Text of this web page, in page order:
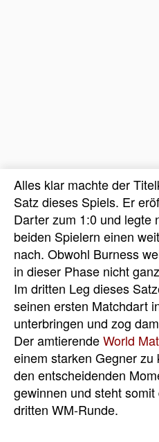
Alles klar machte der
Satz dieses Spiels. Er
Darter zum 1:0 und legte
beiden Spielern einen
nach. Obwohl Burness
in dieser Phase nicht
Im dritten Leg dieses
seinen ersten Matchdart
unterbringen und zog
Der amtierendeWorld
einem starken Gegner
den entscheidenden
gewinnen und steht
dritten WM-Runde.